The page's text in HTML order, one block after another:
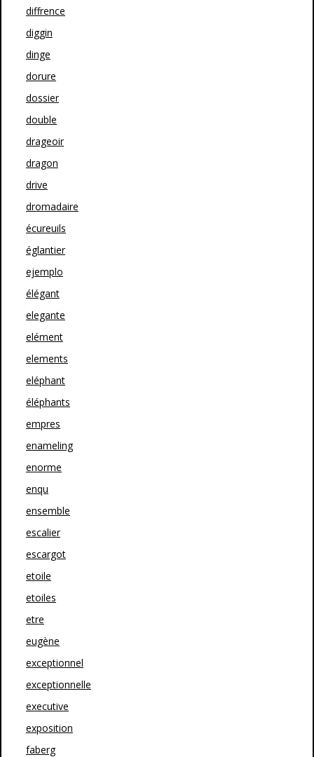
diffrence
diggin
dinge
dorure
dossier
double
drageoir
dragon
drive
dromadaire
écureuils
églantier
ejemplo
élégant
elegante
elément
elements
eléphant
éléphants
empres
enameling
enorme
enqu
ensemble
escalier
escargot
etoile
etoiles
etre
eugène
exceptionnel
exceptionnelle
executive
exposition
faberg